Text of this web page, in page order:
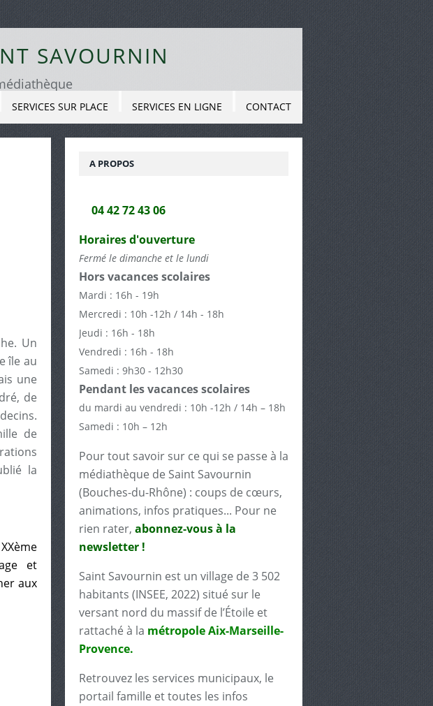
SAVOURNIN
SERVICES SUR PLACE SERVICES EN LIGNE CONTACT
Un
île au
une
de
de
la
et
aux
A PROPOS
04 42 72 43 06
Horaires d'ouverture
Fermé le dimanche et le lundi
Hors vacances scolaires
Mardi : 16h - 19h
Mercredi : 10h -12h / 14h - 18h
Jeudi : 16h - 18h
Vendredi : 16h - 18h
Samedi : 9h30 - 12h30
Pendant les vacances scolaires
du mardi au vendredi : 10h -12h / 14h – 18h
Samedi : 10h – 12h
Pour tout savoir sur ce qui se passe à la
médiathèque de Saint Savournin
(Bouches-du-Rhône) : coups de cœurs,
animations, infos pratiques... Pour ne
rien rater, abonnez-vous à la
newsletter !
Saint Savournin est un village de 3 502
habitants (INSEE, 2022) situé sur le
versant nord du massif de l’Étoile et
rattaché à la métropole Aix-Marseille-
Provence.
Retrouvez les services municipaux, le
portail famille et toutes les infos